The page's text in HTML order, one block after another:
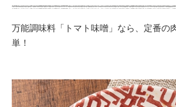
万能調味料「トマト味噌」なら、定番の
単！